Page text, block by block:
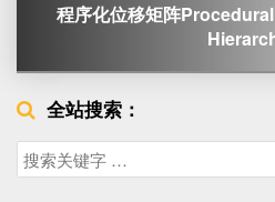
程序化位移矩阵
全站搜索：
Search
for: